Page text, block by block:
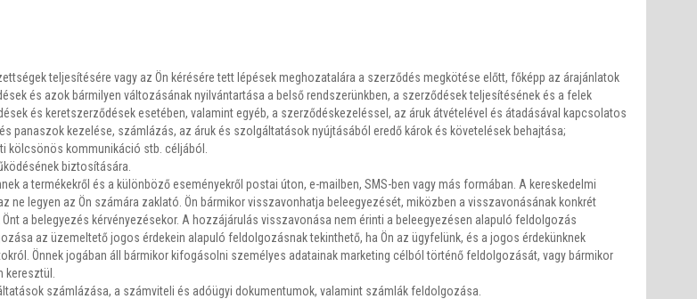
teljesítésére vagy az Ön kérésére tett lépések meghozatalára a szerződés megkötése előtt, főképp az árajánlatok
és azok bármilyen változásának nyilvántartása a belső rendszerünkben, a szerződések teljesítésének és a felek
és keretszerződések esetében, valamint egyéb, a szerződéskezeléssel, az áruk átvételével és átadásával kapcsolatos
panaszok kezelése, számlázás, az áruk és szolgáltatások nyújtásából eredő károk és követelések behajtása;
kommunikáció stb. céljából.
biztosítására.
a termékekről és a különböző eseményekről postai úton, e-mailben, SMS-ben vagy más formában. A kereskedelmi
legyen az Ön számára zaklató. Ön bármikor visszavonhatja beleegyezését, miközben a visszavonásának konkrét
a belegyezés kérvényezésekor. A hozzájárulás visszavonása nem érinti a beleegyezésen alapuló feldolgozás
az üzemeltető jogos érdekein alapuló feldolgozásnak tekinthető, ha Ön az ügyfelünk, és a jogos érdekünknek
Önnek jogában áll bármikor kifogásolni személyes adatainak marketing célból történő feldolgozását, vagy bármikor
számlázása, a számviteli és adóügyi dokumentumok, valamint számlák feldolgozása.